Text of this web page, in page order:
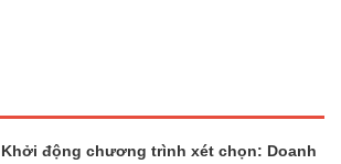
Khởi động chương trình xét chọn: Doanh